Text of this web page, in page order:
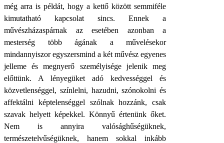
még arra is példát, hogy a kettő között semmiféle
kimutatható kapcsolat sincs. Ennek a
művészházaspárnak az esetében azonban a
mesterség több ágának a művelésekor
mindannyiszor egyszersmind a két művész egyenes
jelleme és megnyerő személyisége jelenik meg
előttünk. A lényegüket adó kedvességgel és
közvetlenséggel, színlelni, hazudni, szónokolni és
affektálni képtelenséggel szólnak hozzánk, csak
szavak helyett képekkel. Könnyű értenünk őket.
Nem is annyira valósághűségüknek,
természetelvűségüknek, hanem sokkal inkább